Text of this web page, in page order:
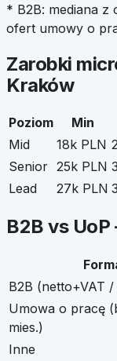
* B2B: mediana z
ofert umowy o
Zarobki
Kraków
Poziom Min
Mid
18k PLN
Senior 25k PLN
Lead
27k PLN
B2B vs
B2B (netto+VAT /
Umowa o pracę
mies.)
Inne